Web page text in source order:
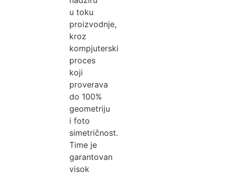
u toku
proizvodnje,
kroz
kompjuterski
proces
koji
proverava
do 100%
geometriju
i foto
simetričnost.
Time je
garantovan
visok